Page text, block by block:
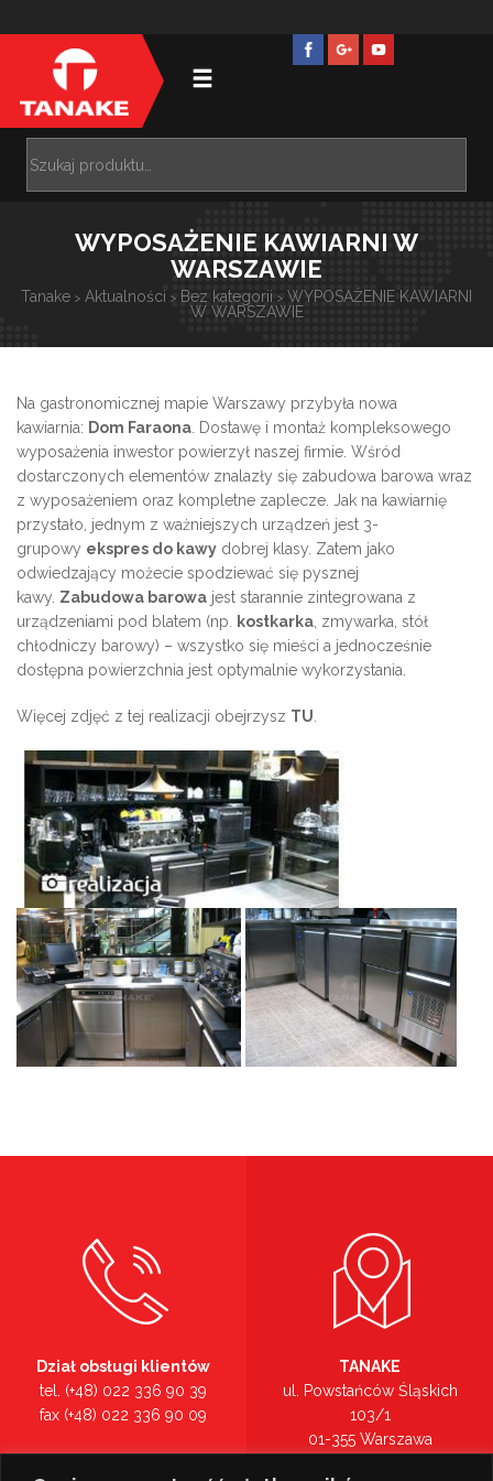
WYPOSAŻENIE KAWIARNI W
WARSZAWIE
Tanake > Aktualności > Bez kategorii > WYPOSAŻENIE KAWIARNI
W WARSZAWIE
Na gastronomicznej mapie Warszawy przybyła nowa
kawiarnia: Dom Faraona . Dostawę i montaż kompleksowego
wyposażenia inwestor powierzył naszej firmie. Wśród
dostarczonych elementów znalazły się zabudowa barowa wraz
z wyposażeniem oraz kompletne zaplecze. Jak na kawiarnię
przystało, jednym z ważniejszych urządzeń jest 3-
grupowy ekspres do kawy dobrej klasy. Zatem jako
odwiedzający możecie spodziewać się pysznej
kawy. Zabudowa barowa jest starannie zintegrowana z
urządzeniami pod blatem (np.
kostkarka , zmywarka, stół
chłodniczy barowy) – wszystko się mieści a jednocześnie
dostępna powierzchnia jest optymalnie wykorzystania.
Więcej zdjęć z tej realizacji obejrzysz TU
Dział obsługi klientów
tel. (+48) 022 336 90 39
fax (+48) 022 336 90 09
TANAKE
ul. Powstańców Śląskich
103/1
01-355 Warszawa